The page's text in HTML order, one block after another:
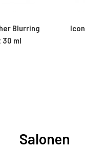
Blurring
ml
Salonen